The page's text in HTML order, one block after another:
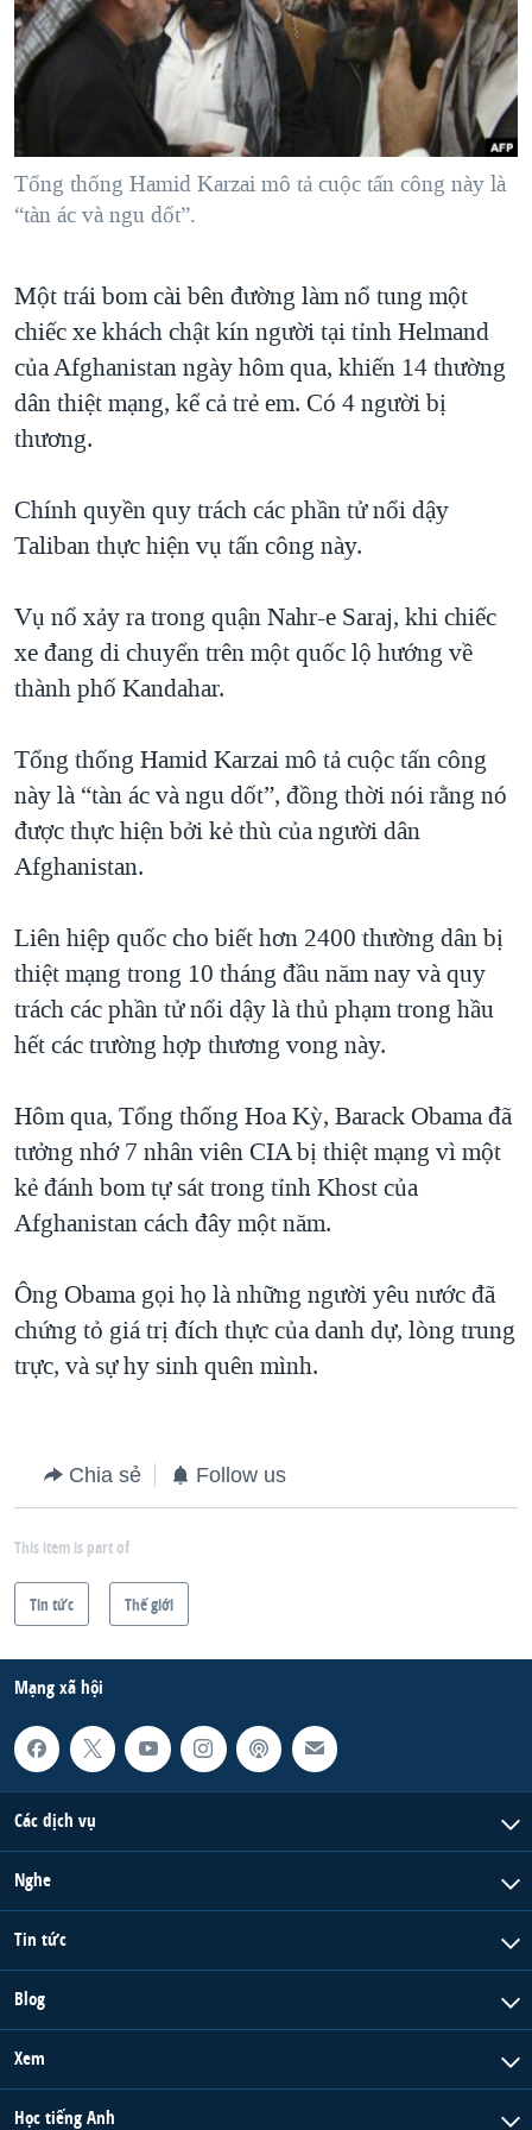
"Tìm"NGƯỜI VIỆT HẢI NGOẠI
KHOA HỌC
SỨC KHOẺ
GIÁO DỤC
TẠI
HÀNH TRÌNH BẦU CỬ 2024
MỘT NĂM CHIẾN TRANH TẠI DẢI GAZA
GIẢI MÃ VÀNH ĐAI & CON ĐƯỜNG
NGÀY TỊ NẠN THẾ GIỚI
TRỊNH VĨNH BÌNH - NGƯỜI HẠ 'BÊN THẮNG CUỘC'
CHI PHÍ CHIẾN TRANH AFGHANISTAN
CÁC GIÁ TRỊ CỘNG HÒA Ở VIỆT NAM
THƯỢNG ĐỈNH TRUMP-KIM TẠI VIỆT NAM
TRỊNH VĨNH BÌNH VS. CHÍNH PHỦ VIỆT NAM
BÊN KIA QUỐC LỘ: TIẾNG VỌNG TỪ NÔNG THÔN MỸ
QUAN HỆ VIỆT MỸ
VIDEO
NGHE
Tổng thống Hamid Karzai mô tả cuộc tấn công này là
“tàn ác và ngu dốt”.
Một trái bom cài bên đường làm nổ tung một
chiếc xe khách chật kín người tại tỉnh Helmand
của Afghanistan ngày hôm qua, khiến 14 thường
dân thiệt mạng, kể cả trẻ em. Có 4 người bị
thương.
Chính quyền quy trách các phần tử nổi dậy
Taliban thực hiện vụ tấn công này.
Vụ nổ xảy ra trong quận Nahr-e Saraj, khi chiếc
xe đang di chuyển trên một quốc lộ hướng về
thành phố Kandahar.
Tổng thống Hamid Karzai mô tả cuộc tấn công
này là “tàn ác và ngu dốt”, đồng thời nói rằng nó
được thực hiện bởi kẻ thù của người dân
Afghanistan.
Liên hiệp quốc cho biết hơn 2400 thường dân bị
thiệt mạng trong 10 tháng đầu năm nay và quy
trách các phần tử nổi dậy là thủ phạm trong hầu
hết các trường hợp thương vong này.
Hôm qua, Tổng thống Hoa Kỳ, Barack Obama đã
tưởng nhớ 7 nhân viên CIA bị thiệt mạng vì một
kẻ đánh bom tự sát trong tỉnh Khost của
Afghanistan cách đây một năm.
Ông Obama gọi họ là những người yêu nước đã
chứng tỏ giá trị đích thực của danh dự, lòng trung
trực, và sự hy sinh quên mình.
Chia sẻ Follow us
This item is part of
Tin tức Thế giới
Mạng xã hội
Các dịch vụ
Nghe
Tin tức
Blog
Xem
Học tiếng Anh